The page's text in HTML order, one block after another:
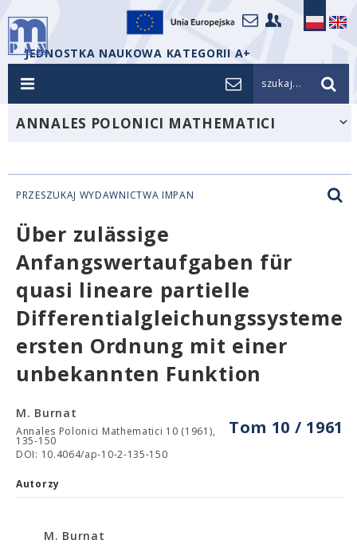
JEDNOSTKA NAUKOWA KATEGORII A+
szukaj...
ANNALES POLONICI MATHEMATICI
PRZESZUKAJ WYDAWNICTWA IMPAN
Über zulässige
Anfangswertaufgaben für
quasi lineare partielle
Differentialgleichungssysteme
ersten Ordnung mit einer
unbekannten Funktion
Tom 10 / 1961
M. Burnat
Annales Polonici Mathematici 10 (1961),
135-150
DOI: 10.4064/ap-10-2-135-150
Autorzy
M. Burnat